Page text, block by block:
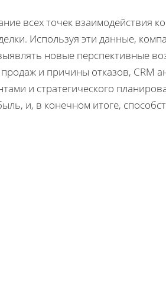
всех точек взаимодействия
Используя эти данные,
новые перспективные
и причины отказов, CRM
и стратегического
и, в конечном итоге,